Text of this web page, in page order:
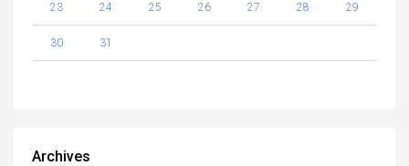
23 24 25 26 27 28 29
30 31
Archives